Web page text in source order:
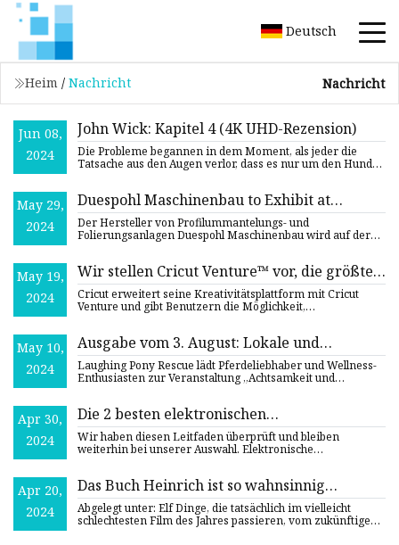
Deutsch
Heim / Nachricht Nachricht
Jun 08,
2024
John Wick: Kapitel 4 (4K UHD-Rezension)
Die Probleme begannen in dem Moment, als jeder die
Tatsache aus den Augen verlor, dass es nur um den Hund
May 29,
2024
Duespohl Maschinenbau to Exhibit at
GlassBuild
Der Hersteller von Profilummantelungs- und
Folierungsanlagen Duespohl Maschinenbau wird auf der
May 19,
2024
Wir stellen Cricut Venture™ vor, die größte
und schnellste Schneidemaschine auf der
Cricut®-Plattform
Cricut erweitert seine Kreativitätsplattform mit Cricut
Venture und gibt Benutzern die Möglichkeit,
May 10,
2024
Ausgabe vom 3. August: Lokale und
regionale Veranstaltungen
Laughing Pony Rescue lädt Pferdeliebhaber und Wellness-
Enthusiasten zur Veranstaltung „Achtsamkeit und
Apr 30,
2024
Die 2 besten elektronischen
Schneidemaschinen von Cricut und
Silhouette des Jahres 2023
Wir haben diesen Leitfaden überprüft und bleiben
weiterhin bei unserer Auswahl. Elektronische
Apr 20,
2024
Das Buch Heinrich ist so wahnsinnig
schlecht, dass es sich verflucht anfühlt
Abgelegt unter: Elf Dinge, die tatsächlich im vielleicht
schlechtesten Film des Jahres passieren, vom zukünftigen